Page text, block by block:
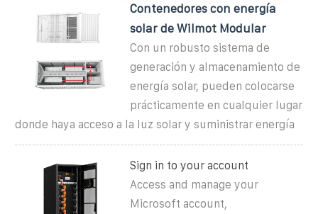
Contenedores con energía
solar de Wilmot Modular
Con un robusto sistema de
generación y almacenamiento de
energía solar, pueden colocarse
prácticamente en cualquier lugar
donde haya acceso a la luz solar y suministrar energía
Sign in to your account
Access and manage your
Microsoft account,